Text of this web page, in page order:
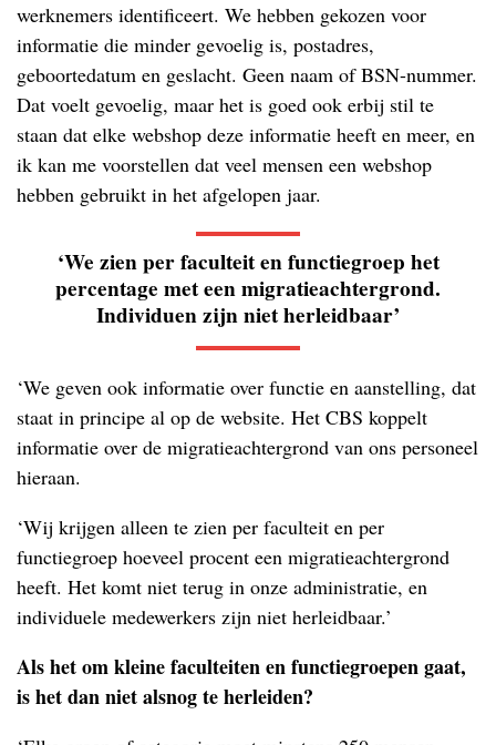
werknemers identificeert. We hebben gekozen voor
informatie die minder gevoelig is, postadres,
geboortedatum en geslacht. Geen naam of BSN-nummer.
Dat voelt gevoelig, maar het is goed ook erbij stil te
staan dat elke webshop deze informatie heeft en meer, en
ik kan me voorstellen dat veel mensen een webshop
hebben gebruikt in het afgelopen jaar.
‘We zien per faculteit en functiegroep het
percentage met een migratieachtergrond.
Individuen zijn niet herleidbaar’
‘We geven ook informatie over functie en aanstelling, dat
staat in principe al op de website. Het CBS koppelt
informatie over de migratieachtergrond van ons personeel
hieraan.
‘Wij krijgen alleen te zien per faculteit en per
functiegroep hoeveel procent een migratieachtergrond
heeft. Het komt niet terug in onze administratie, en
individuele medewerkers zijn niet herleidbaar.’
Als het om kleine faculteiten en functiegroepen gaat,
is het dan niet alsnog te herleiden?